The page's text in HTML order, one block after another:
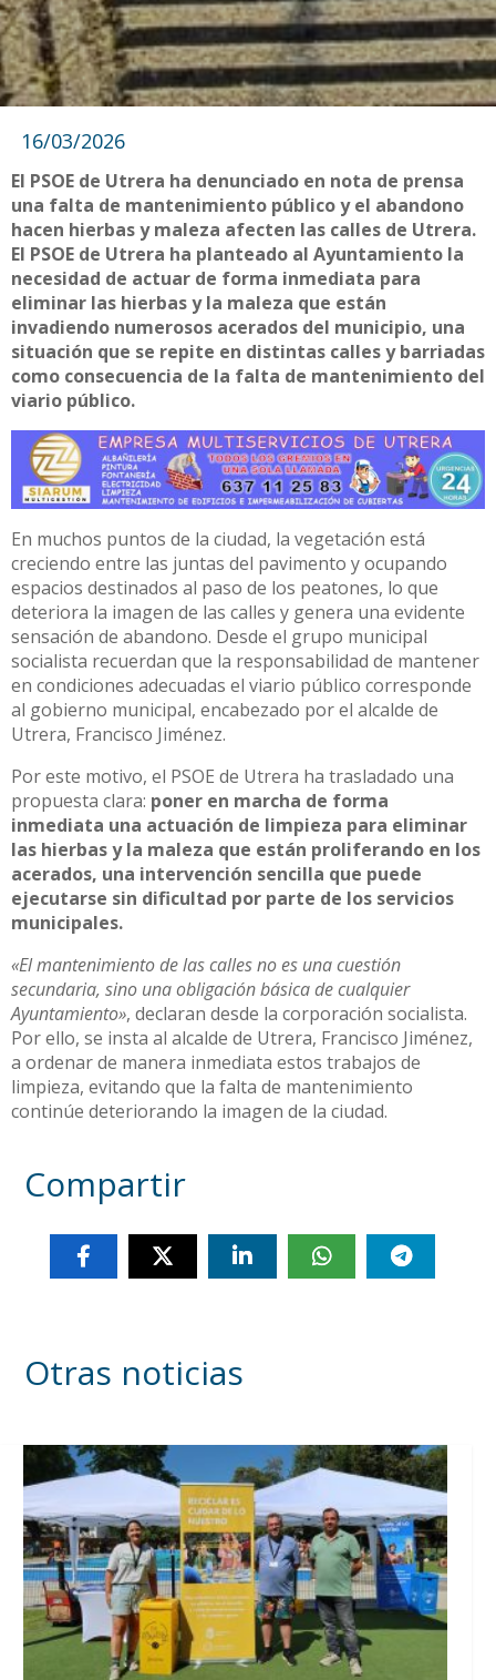
16/03/2026
El PSOE de Utrera ha denunciado en nota de prensa
una falta de mantenimiento público y el abandono
hacen hierbas y maleza afecten las calles de Utrera.
El PSOE de Utrera ha planteado al Ayuntamiento la
necesidad de actuar de forma inmediata para
eliminar las hierbas y la maleza que están
invadiendo numerosos acerados del municipio, una
situación que se repite en distintas calles y barriadas
como consecuencia de la falta de mantenimiento del
viario público.
En muchos puntos de la ciudad, la vegetación está
creciendo entre las juntas del pavimento y ocupando
espacios destinados al paso de los peatones, lo que
deteriora la imagen de las calles y genera una evidente
sensación de abandono. Desde el grupo municipal
socialista recuerdan que la responsabilidad de mantener
en condiciones adecuadas el viario público corresponde
al gobierno municipal, encabezado por el alcalde de
Utrera, Francisco Jiménez.
Por este motivo, el PSOE de Utrera ha trasladado una
propuesta clara: poner en marcha de forma
inmediata una actuación de limpieza para eliminar
las hierbas y la maleza que están proliferando en los
acerados, una intervención sencilla que puede
ejecutarse sin dificultad por parte de los servicios
municipales.
«El mantenimiento de las calles no es una cuestión
secundaria, sino una obligación básica de cualquier
Ayuntamiento», declaran desde la corporación socialista.
Por ello, se insta al alcalde de Utrera, Francisco Jiménez,
a ordenar de manera inmediata estos trabajos de
limpieza, evitando que la falta de mantenimiento
continúe deteriorando la imagen de la ciudad.
Compartir
Otras noticias